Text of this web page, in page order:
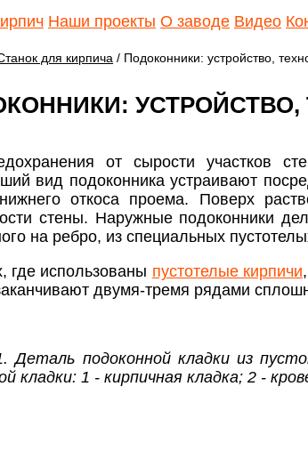
Наши проекты О заводе Видео
для кирпича / Подоконники: устройство,
УСТРОЙСТВО,
от сырости участков
вид подоконника устраивают
откоса проема. Поверх
стены. Наружные подоконники
на ребро, из специальных
где использованы пустотелые кирпичи
двумя-тремя рядами
Деталь подоконной кладки из
кладки: 1 - кирпичная кладка; 2 -